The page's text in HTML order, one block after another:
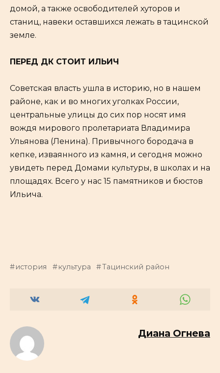
домой, а также освободителей хуторов и
станиц, навеки оставшихся лежать в тацинской
земле.
ПЕРЕД ДК СТОИТ ИЛЬИЧ
Советская власть ушла в историю, но в нашем
районе, как и во многих уголках России,
центральные улицы до сих пор носят имя
вождя мирового пролетариата Владимира
Ульянова (Ленина). Привычного бородача в
кепке, изваянного из камня, и сегодня можно
увидеть перед Домами культуры, в школах и на
площадях. Всего у нас 15 памятников и бюстов
Ильича.
история культура Тацинский район
Диана Огнева